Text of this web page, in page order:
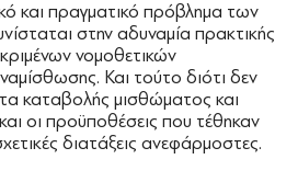
και πραγματικό πρόβλημα των
στην αδυναμία πρακτικής
νομοθετικών
Και τούτο διότι δεν
καταβολής μισθώματος και
οι προϋποθέσεις που τέθηκαν
διατάξεις ανεφάρμοστες.